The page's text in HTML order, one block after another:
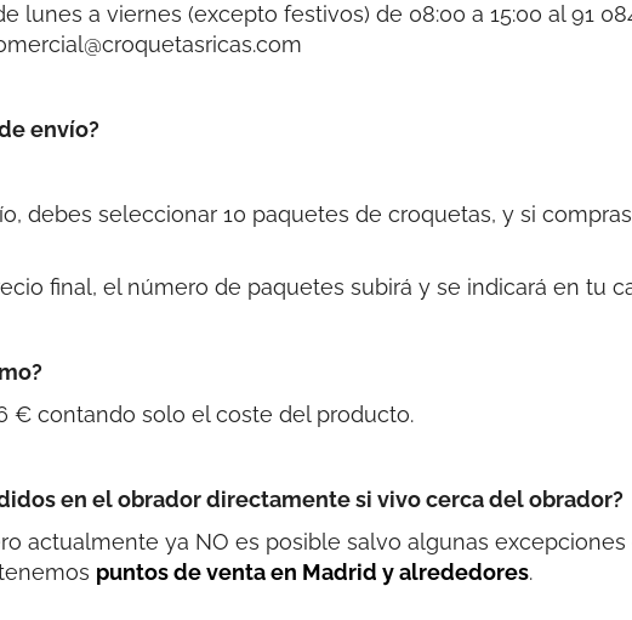
lunes a viernes (excepto festivos) de 08:00 a 15:00 al 91
envío?
debes seleccionar 10 paquetes de croquetas, y si
final, el número de paquetes subirá y se indicará en tu
€ contando solo el coste del producto.
en el obrador directamente si vivo cerca del obrador?
actualmente ya NO es posible salvo algunas
puntos de venta en Madrid y alrededores.